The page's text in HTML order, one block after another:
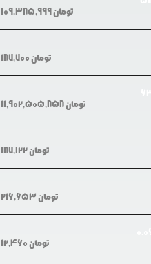
تومان 109,385,999
تومان187,700
تومان11,902,505,858
تومان187,122
تومان216,653
تومان12,460